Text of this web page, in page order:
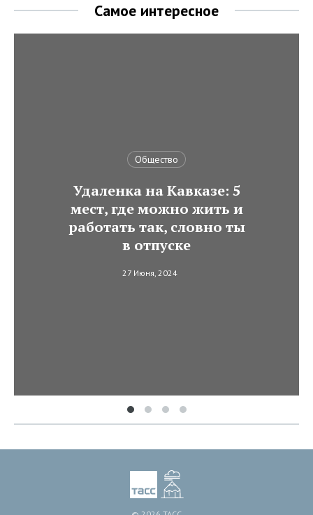
Самое интересное
Общество
Удаленка на Кавказе: 5
мест, где можно жить и
работать так, словно ты
в отпуске
27 Июня, 2024